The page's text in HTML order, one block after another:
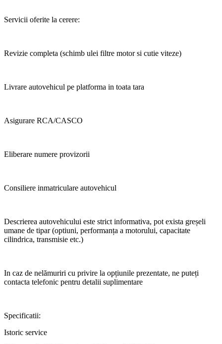
Servicii oferite la cerere:
Revizie completa (schimb ulei filtre motor si cutie viteze)
Livrare autovehicul pe platforma in toata tara
Asigurare RCA/CASCO
Eliberare numere provizorii
Consiliere inmatriculare autovehicul
Descrierea autovehicului este strict informativa, pot exista greșeli
umane de tipar (optiuni, performanța a motorului, capacitate
cilindrica, transmisie etc.)
In caz de nelămuriri cu privire la opțiunile prezentate, ne puteți
contacta telefonic pentru detalii suplimentare
Specificatii:
Istoric service